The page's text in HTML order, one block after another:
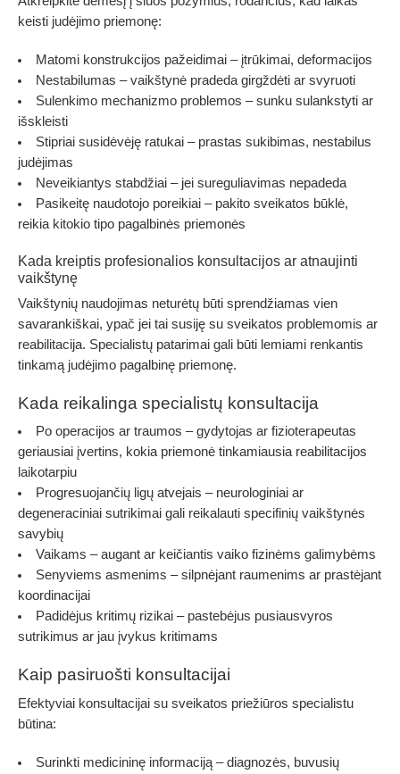
keisti judėjimo priemonę:
Matomi konstrukcijos pažeidimai– įtrūkimai, deformacijos
Nestabilumas – vaikštynė pradeda girgždėti ar svyruoti
Sulenkimo mechanizmo problemos – sunku sulankstyti ar
išskleisti
Stipriai susidėvėję ratukai– prastas sukibimas, nestabilus
judėjimas
Neveikiantys stabdžiai– jei sureguliavimas nepadeda
Pasikeitę naudotojo poreikiai– pakito sveikatos būklė,
reikia kitokio tipo pagalbinės priemonės
Kada kreiptis profesionalios konsultacijos ar atnaujinti
vaikštynę
Vaikštynių naudojimas neturėtų būti sprendžiamas vien
savarankiškai, ypač jei tai susiję su sveikatos problemomis ar
reabilitacija. Specialistų patarimai gali būti lemiami renkantis
tinkamą judėjimo pagalbinę priemonę.
Kada reikalinga specialistų konsultacija
Po operacijos ar traumos – gydytojas ar fizioterapeutas
geriausiai įvertins, kokia priemonė tinkamiausia reabilitacijos
laikotarpiu
Progresuojančių ligų atvejais – neurologiniai ar
degeneraciniai sutrikimai gali reikalauti specifinių vaikštynės
savybių
Vaikams – augant ar keičiantis vaiko fizinėms galimybėms
Senyviems asmenims – silpnėjant raumenims ar prastėjant
koordinacijai
Padidėjus kritimų rizikai– pastebėjus pusiausvyros
sutrikimus ar jau įvykus kritimams
Kaip pasiruošti konsultacijai
Efektyviai konsultacijai su sveikatos priežiūros specialistu
būtina:
Surinkti medicininę informaciją– diagnozės, buvusių